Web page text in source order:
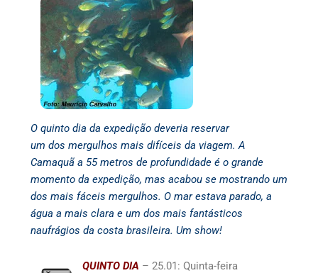
O quinto dia da expedição deveria reservar
um dos mergulhos mais difíceis da viagem. A
Camaquã a 55 metros de profundidade é o grande
momento da expedição, mas acabou se mostrando um
dos mais fáceis mergulhos. O mar estava parado, a
água a mais clara e um dos mais fantásticos
naufrágios da costa brasileira. Um show!
QUINTO DIA – 25.01: Quinta-feira